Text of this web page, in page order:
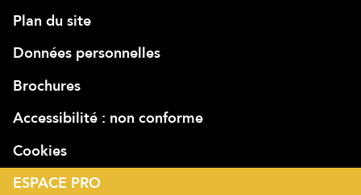
Plan du site
Données personnelles
Brochures
Accessibilité : non conforme
Cookies
ESPACE PRO